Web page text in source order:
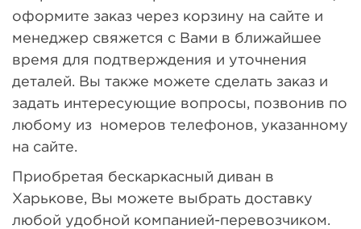
оформите заказ через корзину на сайте и
менеджер свяжется с Вами в ближайшее
время для подтверждения и уточнения
деталей. Вы также можете сделать заказ и
задать интересующие вопросы, позвонив по
любому из номеров телефонов, указанному
на сайте.
Приобретая бескаркасный диван в
Харькове, Вы можете выбрать доставку
любой удобной компанией-перевозчиком.